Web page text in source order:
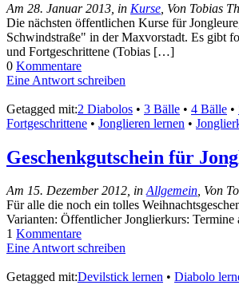
Am 28. Januar 2013, in Kurse , Von Tobias
Die nächsten öffentlichen Kurse für
Schwindstraße" in der Maxvorstadt. Es gibt
und Fortgeschrittene (Tobias […]
0 Kommentare
Eine Antwort schreiben
Getagged mit:2 Diabolos • 3 Bälle • 4 Bälle •
Fortgeschrittene • Jonglieren lernen •
Geschenkgutschein für
Am 15. Dezember 2012, inAllgemein, Von
Für alle die noch ein tolles
Varianten: Öffentlicher Jonglierkurs:
1 Kommentare
Eine Antwort schreiben
Getagged mit:Devilstick lernen • Diabolo